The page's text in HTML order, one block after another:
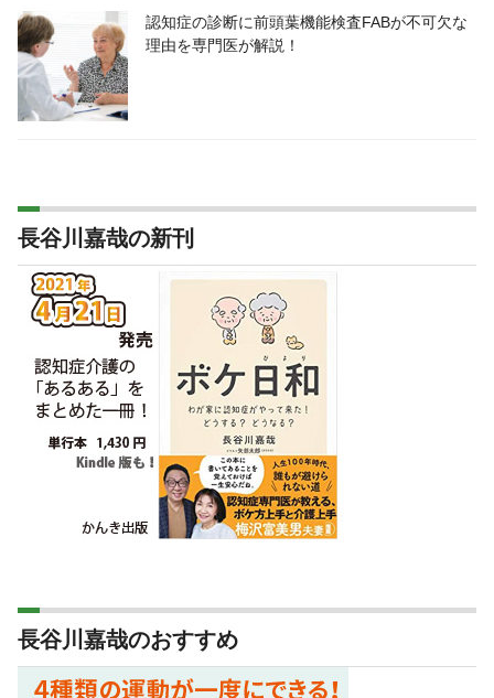
認知症の診断に前頭葉機能検査FABが不可欠な
理由を専門医が解説！
長谷川嘉哉の新刊
長谷川嘉哉のおすすめ